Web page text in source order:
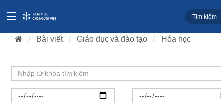
Bài viết Giáo dục và đào tạo Hóa học